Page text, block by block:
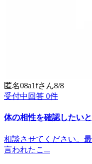
匿名08a1fさん8/8
受付中 回答 0件
体の相性を確認したい
相談させてください。
言われたこ...